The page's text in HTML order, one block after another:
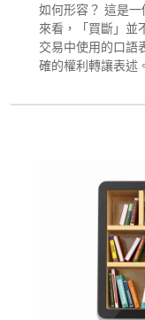
如何形容？ 這是
來看，「買斷」並
交易中使用的口語
確的權利轉讓表述
權讓與：指著作財
產權全部讓與」
對價取得著作財產權之全部
上，當合約要表達
作的完整控制權時
明讓與的範圍包含
定著作人格權的行
與，但可以約定不
中，建議使用「著